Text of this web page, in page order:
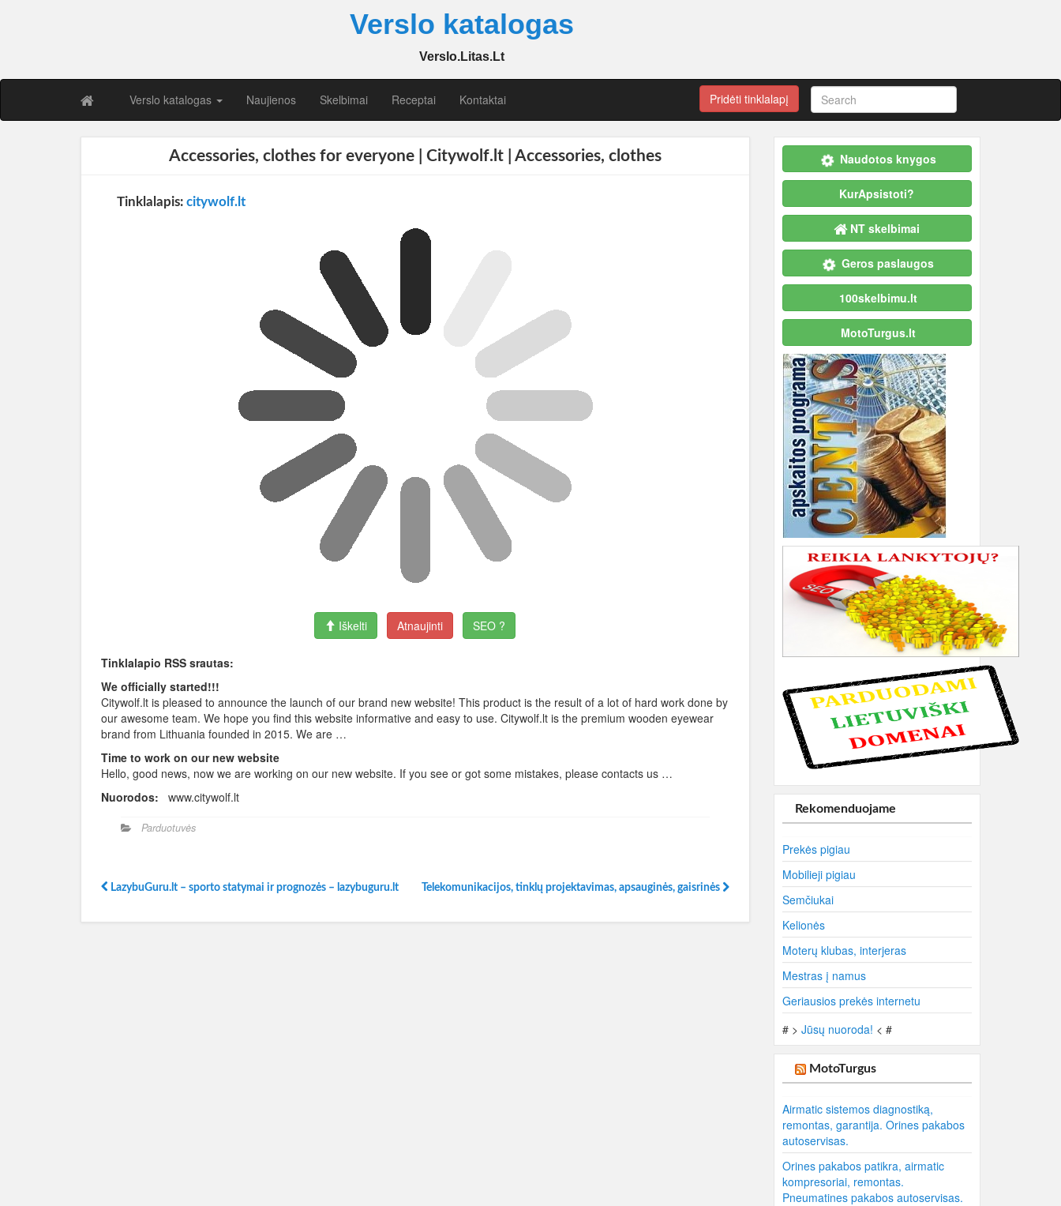
Verslo katalogas
Verslo.Litas.Lt
Verslo katalogas Naujienos Skelbimai Receptai Kontaktai Pridėti tinklalapį
Accessories, clothes for everyone | Citywolf.lt | Accessories, clothes
Tinklalapis: citywolf.lt
Iškelti Atnaujinti SEO ?
Tinklalapio RSS srautas:
We officially started!!!
Citywolf.lt is pleased to announce the launch of our brand new website! This product is the result of a lot of hard work done by
our awesome team. We hope you find this website informative and easy to use. Citywolf.lt is the premium wooden eyewear
brand from Lithuania founded in 2015. We are …
Time to work on our new website
Hello, good news, now we are working on our new website. If you see or got some mistakes, please contacts us …
Nuorodos: www.citywolf.lt
Parduotuvės
LazybuGuru.lt – sporto statymai ir prognozės – lazybuguru.lt Telekomunikacijos, tinklų projektavimas, apsauginės, gaisrinės
Naudotos knygos
KurApsistoti?
NT skelbimai
Geros paslaugos
100skelbimu.lt
MotoTurgus.lt
Rekomenduojame
Prekės pigiau
Mobilieji pigiau
Semčiukai
Kelionės
Moterų klubas, interjeras
Mestras į namus
Geriausios prekės internetu
# > Jūsų nuoroda! < #
MotoTurgus
Airmatic sistemos diagnostiką,
remontas, garantija. Orines pakabos
autoservisas.
Orines pakabos patikra, airmatic
kompresoriai, remontas.
Pneumatines pakabos autoservisas.